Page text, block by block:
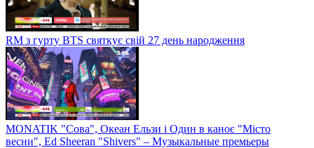
RM з гурту BTS святкує свій 27 день народження
MONATIK "Сова", Океан Ельзи і Один в каноє "Місто
весни", Ed Sheeran "Shivers" – Музыкальные премьеры